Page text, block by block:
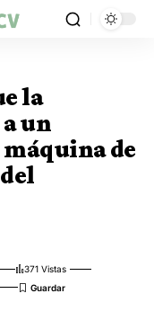
la
un
de
371 Vistas